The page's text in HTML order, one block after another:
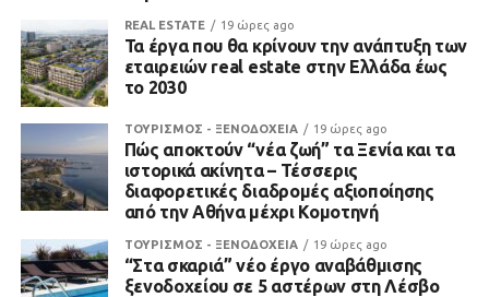
REAL ESTATE 19 ώρες ago
Τα έργα που θα κρίνουν την ανάπτυξη των
εταιρειών real estate στην Ελλάδα έως
το 2030
ΤΟΥΡΙΣΜΟΣ - ΞΕΝΟΔΟΧΕΙΑ 19 ώρες ago
Πώς αποκτούν “νέα ζωή” τα Ξενία και τα
ιστορικά ακίνητα – Τέσσερις
διαφορετικές διαδρομές αξιοποίησης
από την Αθήνα μέχρι Κομοτηνή
ΤΟΥΡΙΣΜΟΣ - ΞΕΝΟΔΟΧΕΙΑ 19 ώρες ago
“Στα σκαριά” νέο έργο αναβάθμισης
ξενοδοχείου σε 5 αστέρων στη Λέσβο